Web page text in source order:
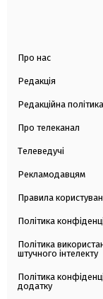
Про нас
Редакція
Редакційна політика
Про телеканал
Телеведучі
Рекламодавцям
Правила
Політика
Політика
штучного інтелекту
Політика
додатку